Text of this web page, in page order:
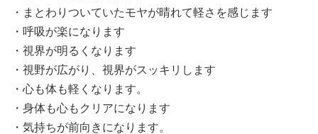
・まとわりついていたモヤが晴れて軽さを感じます
・呼吸が楽になります
・視界が明るくなります
・視野が広がり、視界がスッキリします
・心も体も軽くなります。
・身体も心もクリアになります
・気持ちが前向きになります。